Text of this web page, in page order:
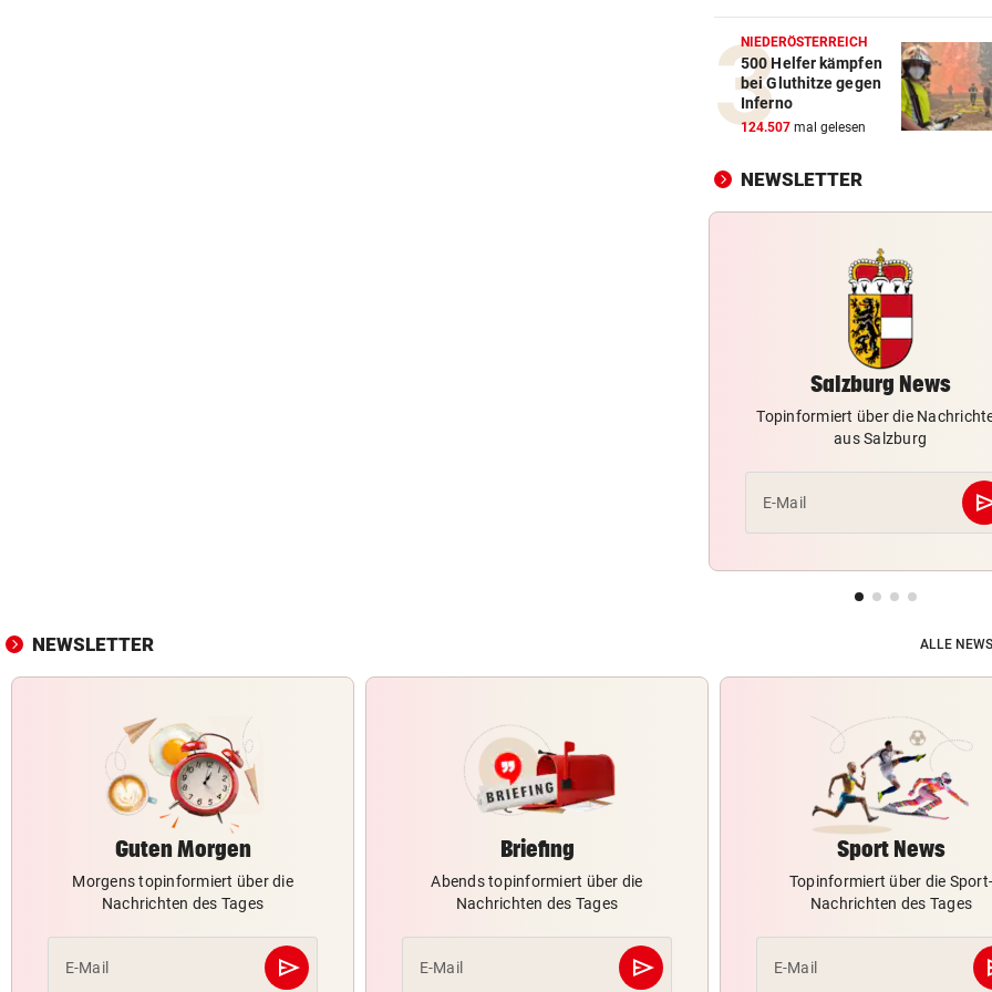
Salzburg verstärkt
jungem Kanadier
SENIOR UND PFLEGERIN vor
Höhere Strafen für
FERIENENDE IM NORDEN
„Starker Reiseverkehr“:
Alarm am Wochenende
STAR-REGISSEUR WETTERT
Markus Hinterhäuser ist
arroganter Politik“
NIEDERÖSTERREICH
500 Helfer kämpfen
bei Gluthitze gegen
Inferno
124.507 mal gelesen
NEWSLETTER
Salzburg News
Topinformiert über die
aus Salzburg
E-Mail
NEWSLETTER ALLE
Guten Morgen
Morgens topinformiert über die
Nachrichten des Tages
E-Mail send
Abschicken
Briefing
Abends topinformiert über die
Nachrichten des Tages
E-Mail send
Abschicken
Sport News
Topinformiert über die Sport-
Nachrichten des Tages
E-Mail